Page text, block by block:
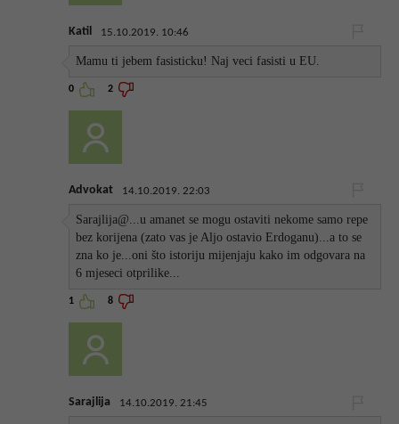
Katil 15.10.2019. 10:46
Mamu ti jebem fasisticku! Naj veci fasisti u EU.
0 2
Advokat 14.10.2019. 22:03
Sarajlija@...u amanet se mogu ostaviti nekome samo repe
bez korijena (zato vas je Aljo ostavio Erdoganu)...a to se
zna ko je...oni što istoriju mijenjaju kako im odgovara na
6 mjeseci otprilike...
1 8
Sarajlija 14.10.2019. 21:45